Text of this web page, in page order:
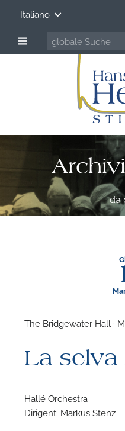
Italiano
da
The Bridgewater Hall ·
La selva
Hallé Orchestra
Dirigent: Markus Stenz